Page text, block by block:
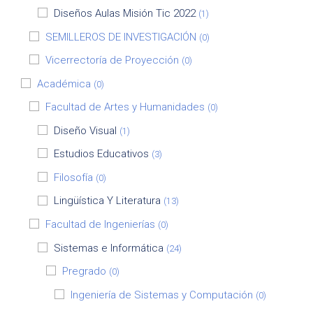
Diseños Aulas Misión Tic 2022 (1)
SEMILLEROS DE INVESTIGACIÓN (0)
Vicerrectoría de Proyección (0)
Académica (0)
Facultad de Artes y Humanidades (0)
Diseño Visual (1)
Estudios Educativos (3)
Filosofía (0)
Lingüística Y Literatura (13)
Facultad de Ingenierías (0)
Sistemas e Informática (24)
Pregrado (0)
Ingeniería de Sistemas y Computación (0)